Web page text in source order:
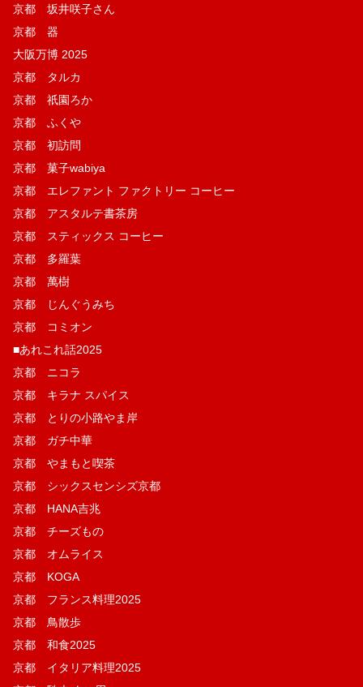
京都 坂井咲子さん
京都 器
大阪万博 2025
京都 タルカ
京都 祇園ろか
京都 ふくや
京都 初訪問
京都 菓子wabiya
京都 エレファント ファクトリー コーヒー
京都 アスタルテ書茶房
京都 スティックス コーヒー
京都 多羅葉
京都 萬樹
京都 じんぐうみち
京都 コミオン
■あれこれ話2025
京都 ニコラ
京都 キラナ スパイス
京都 とりの小路やま岸
京都 ガチ中華
京都 やまもと喫茶
京都 シックスセンシズ京都
京都 HANA吉兆
京都 チーズもの
京都 オムライス
京都 KOGA
京都 フランス料理2025
京都 鳥散歩
京都 和食2025
京都 イタリア料理2025